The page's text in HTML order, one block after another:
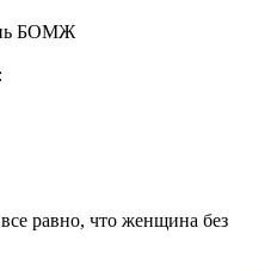
БОМЖ
равно, что женщина без